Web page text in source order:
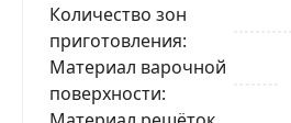
Количество зон
приготовления
Материал варочной
поверхности